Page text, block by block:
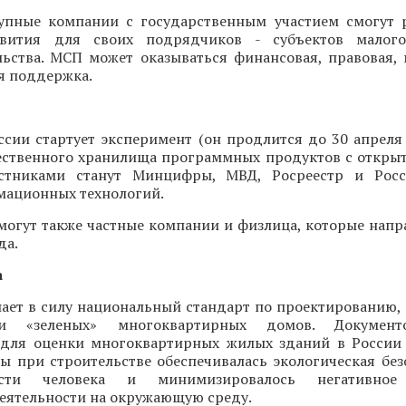
компании с государственным участием смогут
для своих подрядчиков - субъектов
МСП может оказываться финансовая, правовая,
поддержка.
стартует эксперимент (он продлится до 30
хранилища программных продуктов с
станут Минцифры, МВД, Росреестр и
технологий.
также частные компании и физлица, которые
в силу национальный стандарт по проектированию,
«зеленых» многоквартирных домов.
для оценки многоквартирных жилых зданий в
при строительстве обеспечивалась экологическая
человека и минимизировалось негативное
на окружающую среду.